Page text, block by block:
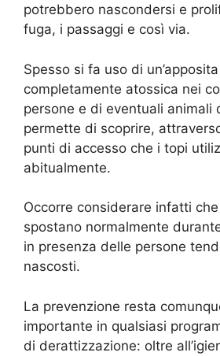
potrebbero nascondersi e
fuga, i passaggi e così via.
Spesso si fa uso di
completamente atossica nei
persone e di eventuali animali
permette di scoprire,
punti di accesso che i topi
abitualmente.
Occorre considerare infatti
spostano normalmente
in presenza delle persone
nascosti.
La prevenzione resta
importante in qualsiasi
di derattizzazione: oltre